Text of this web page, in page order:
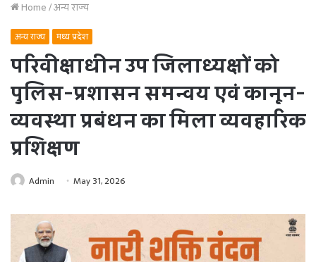
Home/अन्य राज्य
अन्य राज्य मध्य प्रदेश
परिवीक्षाधीन उप जिलाध्यक्षों को
पुलिस-प्रशासन समन्वय एवं कानून-
व्यवस्था प्रबंधन का मिला व्यवहारिक
प्रशिक्षण
Admin May 31, 2026